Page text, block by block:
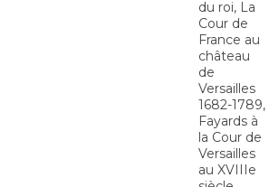
du roi, La
Cour de
France au
château
de
Versailles
1682-1789,
Fayards à
la Cour de
Versailles
au XVIIIe